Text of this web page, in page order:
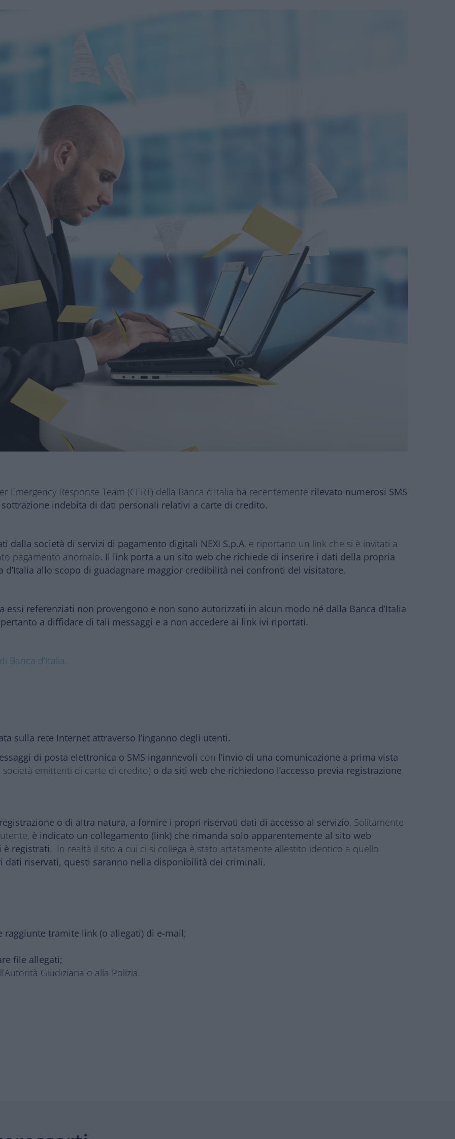
Emergency Response Team (CERT) della Banca d’Italia ha recentemente rilevato numerosi SMS
indebita di dati personali relativi a carte di credito.
dalla società di servizi di pagamento digitali NEXI S.p.A. e riportano un link che si è invitati a
pagamento anomalo. Il link porta a un sito web che richiede di inserire i dati della propria
allo scopo di guadagnare maggior credibilità nei confronti del visitatore.
essi referenziati non provengono e non sono autorizzati in alcun modo né dalla Banca d’Italia
a diffidare di tali messaggi e a non accedere ai link ivi riportati.
Banca d’Italia.
sulla rete Internet attraverso l’inganno degli utenti.
di posta elettronica o SMS ingannevoli con l’invio di una comunicazione a prima vista
emittenti di carte di credito) o da siti web che richiedono l’accesso previa registrazione
o di altra natura, a fornire i propri riservati dati di accesso al servizio. Solitamente
è indicato un collegamento (link) che rimanda solo apparentemente al sito web
è registrati. In realtà il sito a cui ci si collega è stato artatamente allestito identico a quello
dati riservati, questi saranno nella disponibilità dei criminali.
tramite link (o allegati) di e-mail;
file allegati;
Giudiziaria o alla Polizia.